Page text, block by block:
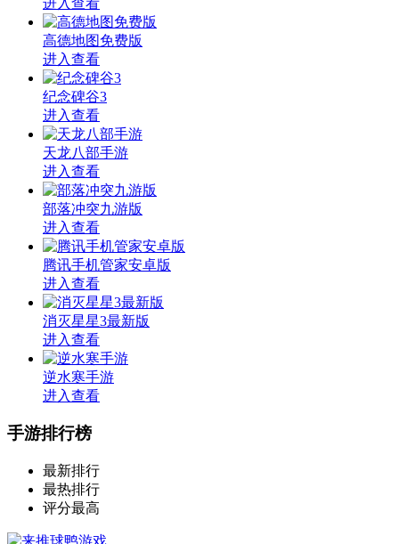
高德地图免费版
进入查看
纪念碑谷3
进入查看
天龙八部手游
进入查看
部落冲突九游版
进入查看
腾讯手机管家安卓版
进入查看
消灭星星3最新版
进入查看
逆水寒手游
进入查看
手游排行榜
最新排行
最热排行
评分最高